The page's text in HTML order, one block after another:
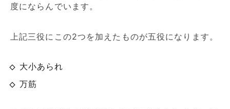
度にならんでいます。
上記三役にこの2つを加えたものが五役になります。
大小あられ
万筋